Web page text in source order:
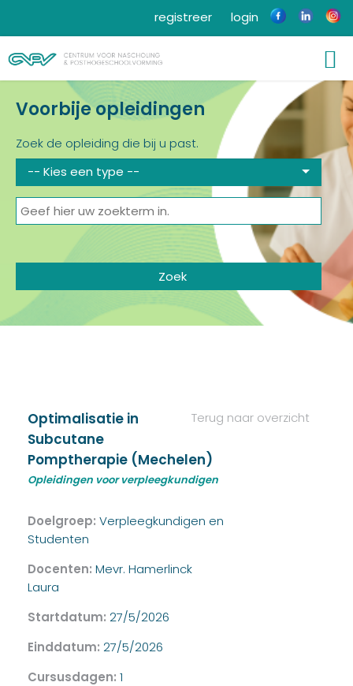
login
registreer
Voorbije opleidingen
Zoek de opleiding die bij u past.
-- Kies een type --
Terug naar overzicht
Optimalisatie in
Subcutane
Pomptherapie (Mechelen)
Opleidingen voor verpleegkundigen
Doelgroep: Verpleegkundigen en
Studenten
Docenten: Mevr. Hamerlinck
Laura
Startdatum: 27/5/2026
Einddatum: 27/5/2026
Cursusdagen: 1